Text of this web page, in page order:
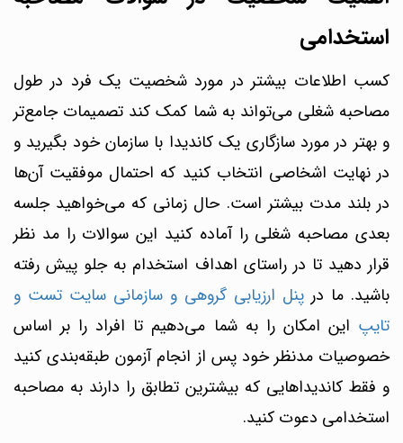
استخدامی
کسب اطلاعات بیشتر در مورد شخصیت یک فرد در طول
مصاحبه شغلی می‌تواند به شما کمک کند تصمیمات جامع‌تر
و بهتر در مورد سازگاری یک کاندیدا با سازمان خود بگیرید و
در نهایت اشخاصی انتخاب کنید که احتمال موفقیت آن‌ها
در بلند مدت بیشتر است. حال زمانی که می‌خواهید جلسه
بعدی مصاحبه شغلی را آماده کنید این سوالات را مد نظر
قرار دهید تا در راستای اهداف استخدام به جلو پیش رفته
باشید. ما در پنل ارزیابی گروهی و سازمانی سایت تست و
تایپ این امکان را به شما می‌دهیم تا افراد را بر اساس
خصوصیات مدنظر خود پس از انجام آزمون طبقه‌بندی کنید
و فقط کاندیداهایی که بیشترین تطابق را دارند به مصاحبه
استخدامی دعوت کنید.